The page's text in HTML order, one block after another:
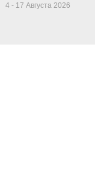
4 - 17 Августа 2026